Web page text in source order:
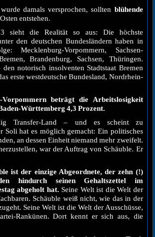
damals versprochen, sollten blühende
entstehen.
sieht die Realität so aus: Die höchste
den deutschen Bundesländern haben in
Mecklenburg-Vorpommern, Sachsen-
Brandenburg, Sachsen, Thüringen.
notorisch insolventen Stadtstaat Bremen
erste westdeutsche Bundesland, Nordrhein-
Vorpommern beträgt die Arbeitslosigkeit
Württemberg 4,3 Prozent.
Transfer-Land – und es scheint zu
Soli hat es möglich gemacht: Ein politisches
an dessen Einheit niemand mehr zweifelt.
war der Auftrag von Schäuble. Er
ist der einzige Abgeordnete, der zehn (!)
hindurch seinen Gehaltszettel im
abgeholt hat. Seine Welt ist die Welt der
Schäuble weiß nicht, wie das in der
Seine Welt ist die Welt der Ausschüsse,
Rankünen. Dort kennt er sich aus, die